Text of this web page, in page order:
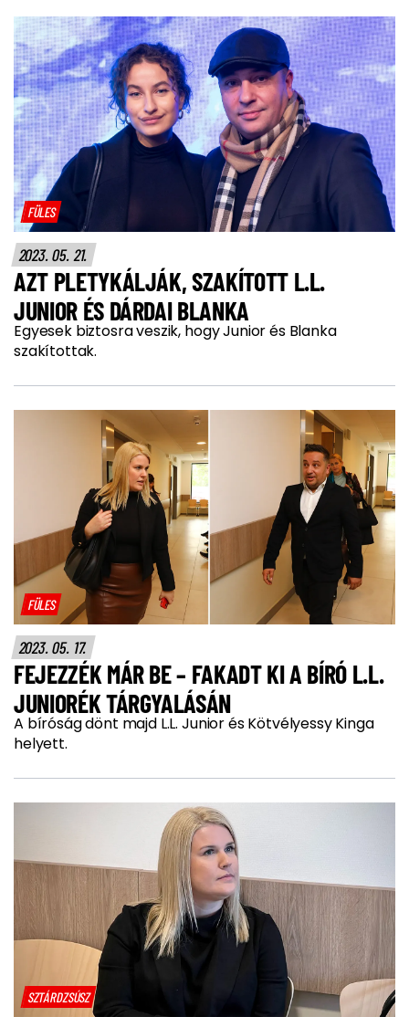
FÜLES
2023. 05. 21.
AZT PLETYKÁLJÁK, SZAKÍTOTT L.L.
JUNIOR ÉS DÁRDAI BLANKA
Egyesek biztosra veszik, hogy Junior és Blanka
szakítottak.
FÜLES
2023. 05. 17.
FEJEZZÉK MÁR BE – FAKADT KI A BÍRÓ L.L.
JUNIORÉK TÁRGYALÁSÁN
A bíróság dönt majd L.L. Junior és Kötvélyessy Kinga
helyett.
SZTÁRDZSÚSZ